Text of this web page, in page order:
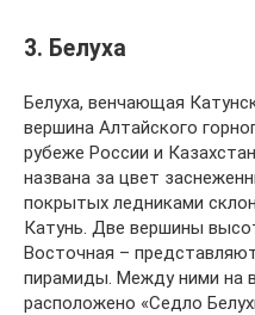
3. Белуха
Белуха, венчающая
вершина Алтайского
рубеже России и
названа за цвет
покрытых ледниками
Катунь. Две вершины
Восточная –
пирамиды. Между ними на
расположено «Седло